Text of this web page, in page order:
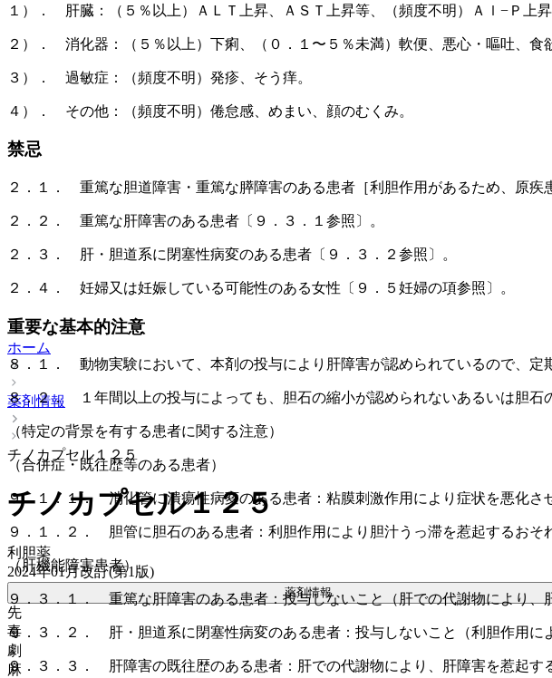
１）． 肝臓：（５％以上）ＡＬＴ上昇、ＡＳＴ上昇等、（頻度不明）Ａｌ−Ｐ上昇
２）． 消化器：（５％以上）下痢、（０．１〜５％未満）軟便、悪心・嘔吐、食
３）． 過敏症：（頻度不明）発疹、そう痒。
４）． その他：（頻度不明）倦怠感、めまい、顔のむくみ。
禁忌
２．１． 重篤な胆道障害・重篤な膵障害のある患者［利胆作用があるため、原疾
２．２． 重篤な肝障害のある患者〔９．３．１参照〕。
２．３． 肝・胆道系に閉塞性病変のある患者〔９．３．２参照〕。
２．４． 妊婦又は妊娠している可能性のある女性〔９．５妊婦の項参照〕。
重要な基本的注意
８．１． 動物実験において、本剤の投与により肝障害が認められているので、定
８．２． １年間以上の投与によっても、胆石の縮小が認められないあるいは胆石
（特定の背景を有する患者に関する注意）
（合併症・既往歴等のある患者）
９．１．１． 消化管に潰瘍性病変のある患者：粘膜刺激作用により症状を悪化さ
９．１．２． 胆管に胆石のある患者：利胆作用により胆汁うっ滞を惹起するおそ
（肝機能障害患者）
９．３．１． 重篤な肝障害のある患者：投与しないこと（肝での代謝物により、
９．３．２． 肝・胆道系に閉塞性病変のある患者：投与しないこと（利胆作用に
９．３．３． 肝障害の既往歴のある患者：肝での代謝物により、肝障害を惹起す
ホーム
薬剤情報
チノカプセル１２５
チノカプセル１２５
利胆薬
2024年01月改訂(第1版)
薬剤情報
先
毒
劇
麻